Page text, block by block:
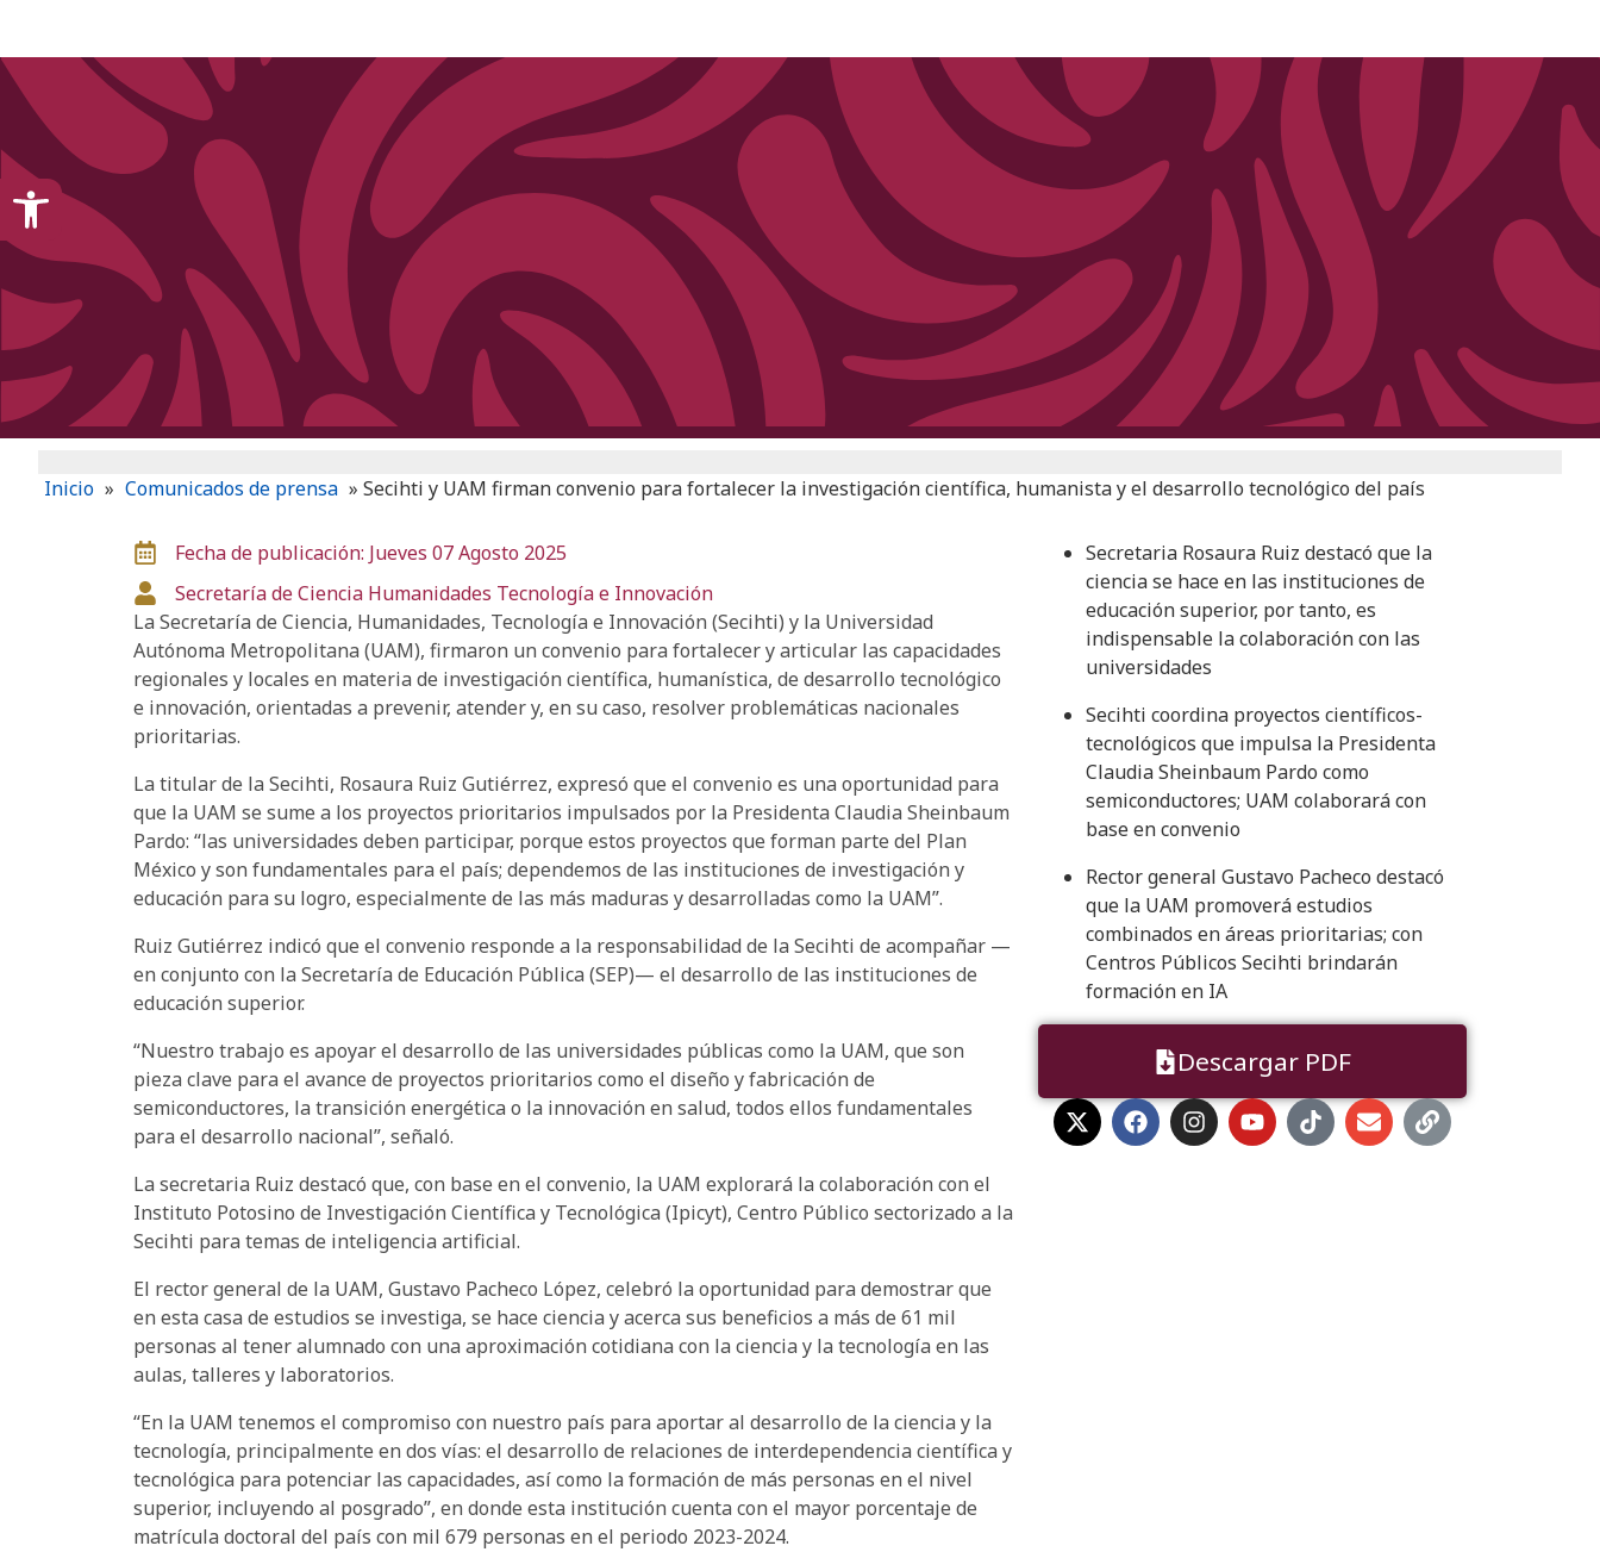
Inicio » Comunicados de prensa » Secihti y UAM firman convenio para fortalecer la investigación científica, humanista y el desarrollo tecnológico del país
Fecha de publicación: Jueves 07 Agosto 2025
Secretaría de Ciencia Humanidades Tecnología e Innovación
La Secretaría de Ciencia, Humanidades, Tecnología e Innovación (Secihti) y la Universidad
Autónoma Metropolitana (UAM), firmaron un convenio para fortalecer y articular las capacidades
regionales y locales en materia de investigación científica, humanística, de desarrollo tecnológico
e innovación, orientadas a prevenir, atender y, en su caso, resolver problemáticas nacionales
prioritarias.
La titular de la Secihti, Rosaura Ruiz Gutiérrez, expresó que el convenio es una oportunidad para
que la UAM se sume a los proyectos prioritarios impulsados por la Presidenta Claudia Sheinbaum
Pardo: “las universidades deben participar, porque estos proyectos que forman parte del Plan
México y son fundamentales para el país; dependemos de las instituciones de investigación y
educación para su logro, especialmente de las más maduras y desarrolladas como la UAM”.
Ruiz Gutiérrez indicó que el convenio responde a la responsabilidad de la Secihti de acompañar —
en conjunto con la Secretaría de Educación Pública (SEP)— el desarrollo de las instituciones de
educación superior.
“Nuestro trabajo es apoyar el desarrollo de las universidades públicas como la UAM, que son
pieza clave para el avance de proyectos prioritarios como el diseño y fabricación de
semiconductores, la transición energética o la innovación en salud, todos ellos fundamentales
para el desarrollo nacional”, señaló.
La secretaria Ruiz destacó que, con base en el convenio, la UAM explorará la colaboración con el
Instituto Potosino de Investigación Científica y Tecnológica (Ipicyt), Centro Público sectorizado a la
Secihti para temas de inteligencia artificial.
El rector general de la UAM, Gustavo Pacheco López, celebró la oportunidad para demostrar que
en esta casa de estudios se investiga, se hace ciencia y acerca sus beneficios a más de 61 mil
personas al tener alumnado con una aproximación cotidiana con la ciencia y la tecnología en las
aulas, talleres y laboratorios.
“En la UAM tenemos el compromiso con nuestro país para aportar al desarrollo de la ciencia y la
tecnología, principalmente en dos vías: el desarrollo de relaciones de interdependencia científica y
tecnológica para potenciar las capacidades, así como la formación de más personas en el nivel
superior, incluyendo al posgrado”, en donde esta institución cuenta con el mayor porcentaje de
matrícula doctoral del país con mil 679 personas en el periodo 2023-2024.
Secretaria Rosaura Ruiz destacó que la
ciencia se hace en las instituciones de
educación superior, por tanto, es
indispensable la colaboración con las
universidades
Secihti coordina proyectos científicos-
tecnológicos que impulsa la Presidenta
Claudia Sheinbaum Pardo como
semiconductores; UAM colaborará con
base en convenio
Rector general Gustavo Pacheco destacó
que la UAM promoverá estudios
combinados en áreas prioritarias; con
Centros Públicos Secihti brindarán
formación en IA
Descargar PDF
Open toolbar